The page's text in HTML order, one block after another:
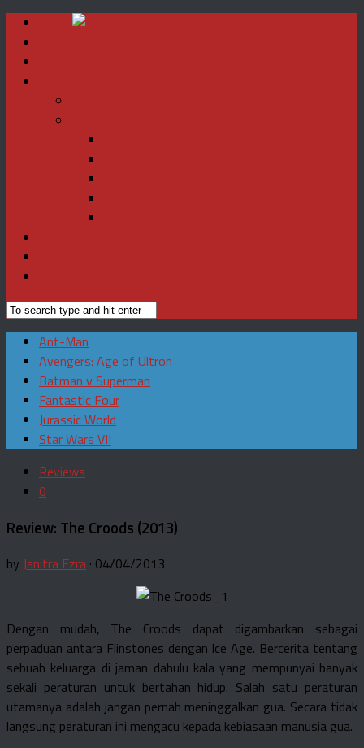
Ant-Man
Avengers: Age of Ultron
Batman v Superman
Fantastic Four
Jurassic World
Star Wars VII
Reviews
0
Review: The Croods (2013)
by Janitra Ezra · 04/04/2013
Dengan mudah, The Croods dapat digambarkan sebagai
perpaduan antara Flinstones dengan Ice Age. Bercerita tentang
sebuah keluarga di jaman dahulu kala yang mempunyai banyak
sekali peraturan untuk bertahan hidup. Salah satu peraturan
utamanya adalah jangan pernah meninggalkan gua. Secara tidak
langsung peraturan ini mengacu kepada kebiasaan manusia gua.